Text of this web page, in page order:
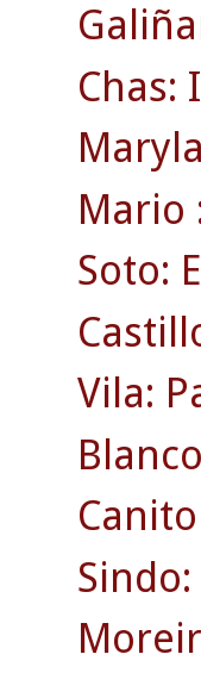
Chas:
Mario
Soto:
Vila: